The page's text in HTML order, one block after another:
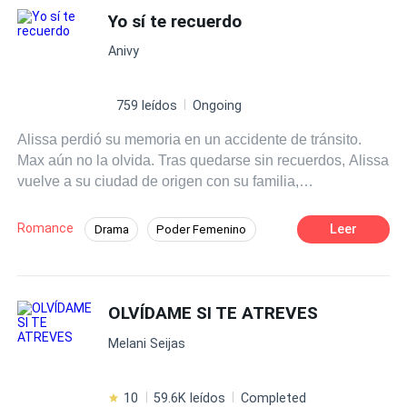
Yo sí te recuerdo
Anivy
759 leídos Ongoing
Alissa perdió su memoria en un accidente de tránsito.
Max aún no la olvida. Tras quedarse sin recuerdos, Alissa
vuelve a su ciudad de origen con su familia,
que asegura ser su ex novio. Max hará lo posible por
ayudarla a recordar, adentrándose en un romance único y
Romance Drama Poder Femenino
Reencuentro de Amantes Amnesia
Leer
OLVÍDAME SI TE ATREVES
Melani Seijas
10 59.6K leídos Completed